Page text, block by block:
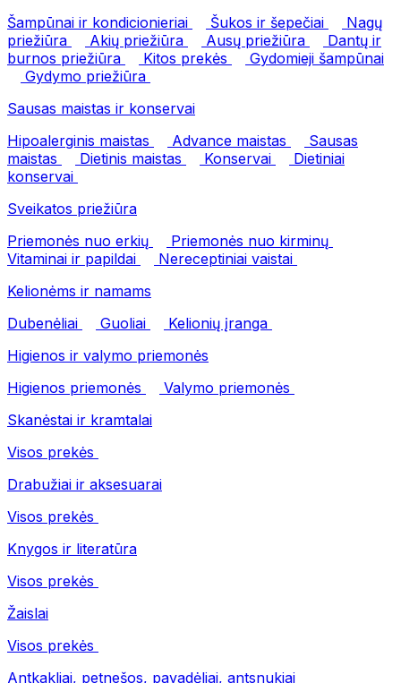
Šampūnai ir kondicionieriai
Šukos ir šepečiai
Nagų
priežiūra
Akių priežiūra Ausų priežiūra
Dantų ir
burnos priežiūra
Kitos prekės
Gydomieji šampūnai
Gydymo priežiūra
Sausas maistas ir konservai
Hipoalerginis maistas
Advance maistas
Sausas
maistas
Dietinis maistas Konservai
Dietiniai
konservai
Sveikatos priežiūra
Priemonės nuo erkių
Priemonės nuo kirminų
Vitaminai ir papildai
Nereceptiniai vaistai
Kelionėms ir namams
Dubenėliai
Guoliai
Kelionių įranga
Higienos ir valymo priemonės
Higienos priemonės
Valymo priemonės
Skanėstai ir kramtalai
Visos prekės
Drabužiai ir aksesuarai
Visos prekės
Knygos ir literatūra
Visos prekės
Žaislai
Visos prekės
Antkakliai, petnešos, pavadėliai, antsnukiai